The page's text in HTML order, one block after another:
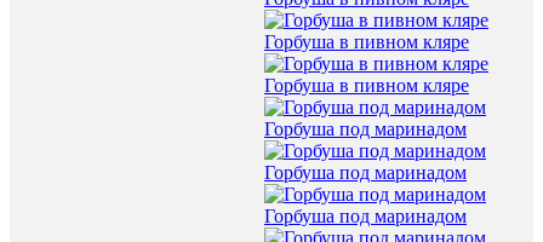
Горбуша в пивном кляре
Горбуша в пивном кляре
Горбуша под маринадом
Горбуша под маринадом
Горбуша под маринадом